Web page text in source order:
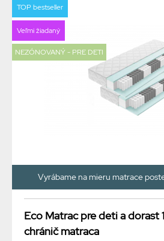
TOP bestseller
Veľmi žiadaný
NEZÓNOVANÝ - PRE DETI
Vyrábame na mieru matrace
Eco Matrac pre deti a dorast 1
chránič matraca